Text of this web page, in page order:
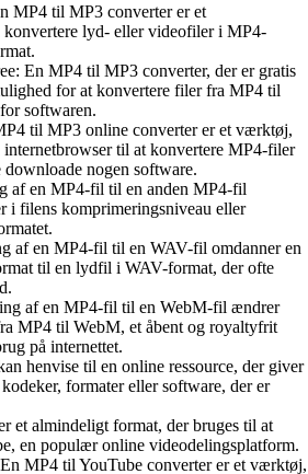
MP4 til MP3 converter er et
konvertere lyd- eller videofiler i MP4-
En MP4 til MP3 converter, der er gratis
for at konvertere filer fra MP4 til
softwaren.
til MP3 online converter er et værktøj,
internetbrowser til at konvertere MP4-filer
nogen software.
af en MP4-fil til en anden MP4-fil
i filens komprimeringsniveau eller
af en MP4-fil til en WAV-fil omdanner en
til en lydfil i WAV-format, der ofte
af en MP4-fil til en WebM-fil ændrer
MP4 til WebM, et åbent og royaltyfrit
på internettet.
henvise til en online ressource, der giver
formater eller software, der er
et almindeligt format, der bruges til at
en populær online videodelingsplatform.
MP4 til YouTube converter er et værktøj,